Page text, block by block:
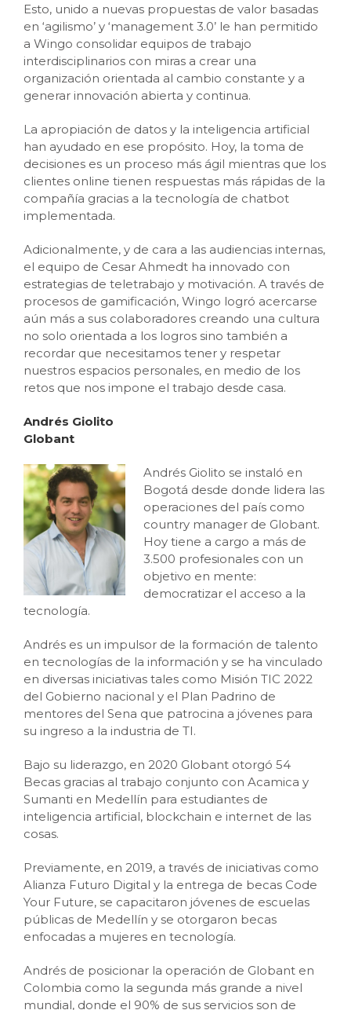
Esto, unido a nuevas propuestas de valor basadas
en ‘agilismo’ y ‘management 3.0’ le han permitido
a Wingo consolidar equipos de trabajo
interdisciplinarios con miras a crear una
organización orientada al cambio constante y a
generar innovación abierta y continua.
La apropiación de datos y la inteligencia artificial
han ayudado en ese propósito. Hoy, la toma de
decisiones es un proceso más ágil mientras que los
clientes online tienen respuestas más rápidas de la
compañía gracias a la tecnología de chatbot
implementada.
Adicionalmente, y de cara a las audiencias internas,
el equipo de Cesar Ahmedt ha innovado con
estrategias de teletrabajo y motivación. A través de
procesos de gamificación, Wingo logró acercarse
aún más a sus colaboradores creando una cultura
no solo orientada a los logros sino también a
recordar que necesitamos tener y respetar
nuestros espacios personales, en medio de los
retos que nos impone el trabajo desde casa.
Andrés Giolito
Globant
Andrés Giolito se instaló en
Bogotá desde donde lidera las
operaciones del país como
country manager de Globant.
Hoy tiene a cargo a más de
3.500 profesionales con un
objetivo en mente:
democratizar el acceso a la
tecnología.
Andrés es un impulsor de la formación de talento
en tecnologías de la información y se ha vinculado
en diversas iniciativas tales como Misión TIC 2022
del Gobierno nacional y el Plan Padrino de
mentores del Sena que patrocina a jóvenes para
su ingreso a la industria de TI.
Bajo su liderazgo, en 2020 Globant otorgó 54
Becas gracias al trabajo conjunto con Acamica y
Sumanti en Medellín para estudiantes de
inteligencia artificial, blockchain e internet de las
cosas.
Previamente, en 2019, a través de iniciativas como
Alianza Futuro Digital y la entrega de becas Code
Your Future, se capacitaron jóvenes de escuelas
públicas de Medellín y se otorgaron becas
enfocadas a mujeres en tecnología.
Andrés de posicionar la operación de Globant en
Colombia como la segunda más grande a nivel
mundial, donde el 90% de sus servicios son de